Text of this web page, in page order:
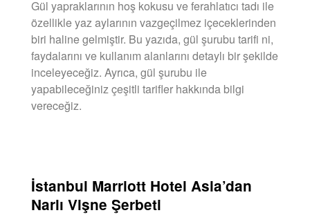
Gül yapraklarının hoş kokusu ve ferahlatıcı tadı ile
özellikle yaz aylarının vazgeçilmez içeceklerinden
biri haline gelmiştir. Bu yazıda, gül şurubu tarifi ni,
faydalarını ve kullanım alanlarını detaylı bir şekilde
inceleyeceğiz. Ayrıca, gül şurubu ile
yapabileceğiniz çeşitli tarifler hakkında bilgi
vereceğiz.
İstanbul Marriott Hotel Asia’dan
Narlı Vişne Şerbeti